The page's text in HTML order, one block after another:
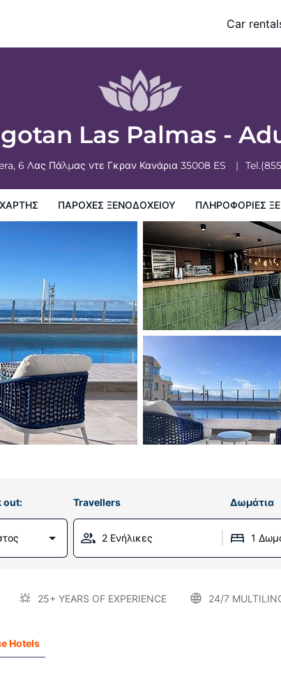
Car
Las Palmas -
6 Λας Πάλμας ντε Γκραν Κανάρια 35008 ES Tel.
ΧΆΡΤΗΣ ΠΑΡΟΧΕΣ ΞΕΝΟΔΟΧΕΙΟΥ ΠΛΗΡΟΦΟΡΊΕΣ
(+16)
Πολιτικη
out: Travellers Δωμάτια
2 Ενήλικες 1
25+ YEARS OF EXPERIENCE 24/7
Hotels